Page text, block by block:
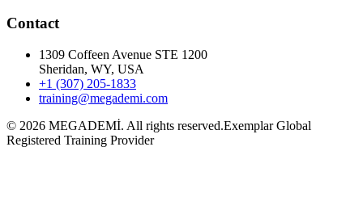
Contact
1309 Coffeen Avenue STE 1200
Sheridan, WY, USA
+1 (307) 205-1833
training@megademi.com
© 2026 MEGADEMİ. All rights reserved.Exemplar Global
Registered Training Provider